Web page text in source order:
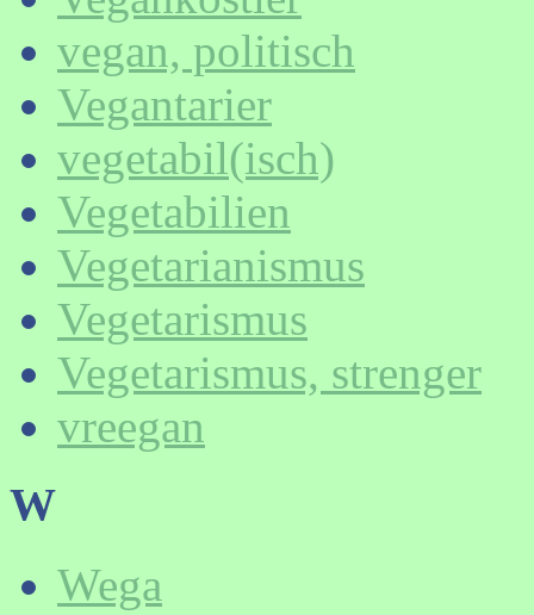
vegan, politisch
Vegantarier
vegetabil(isch)
Vegetabilien
Vegetarianismus
Vegetarismus
Vegetarismus, strenger
vreegan
W
Wega